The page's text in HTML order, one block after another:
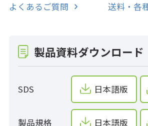
よくあるご質問 送料・各
製品資料ダウンロード
SDS 日本語版
製品規格 日本語版